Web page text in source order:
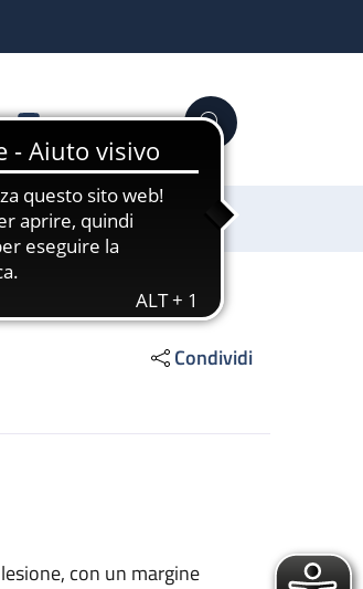
YouTube Cerca
Condividi
con un margine